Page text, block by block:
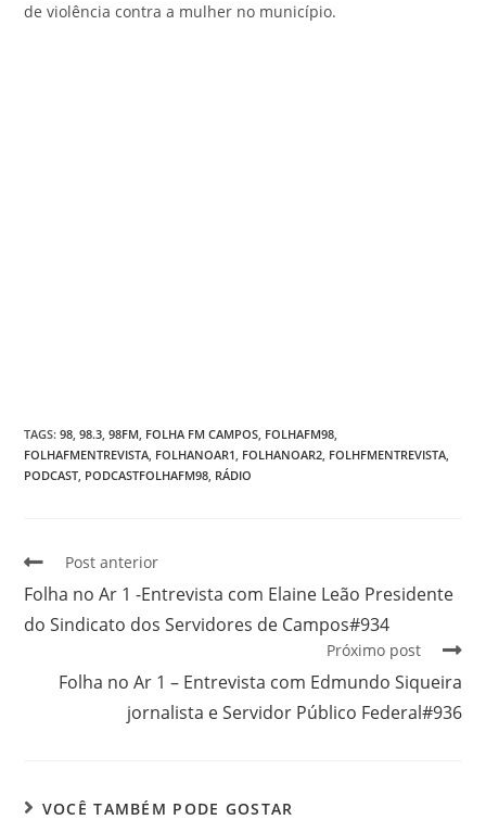
de violência contra a mulher no município.
TAGS:98 98.3 98FM FOLHA FM CAMPOS FOLHAFM98
FOLHAFMENTREVISTA FOLHANOAR1 FOLHANOAR2 FOLHFMENTREVISTA
PODCAST PODCASTFOLHAFM98 RÁDIO
Post anterior
Folha no Ar 1 -Entrevista com Elaine Leão Presidente
do Sindicato dos Servidores de Campos#934
Próximo post
Folha no Ar 1 – Entrevista com Edmundo Siqueira
jornalista e Servidor Público Federal#936
VOCÊ TAMBÉM PODE GOSTAR